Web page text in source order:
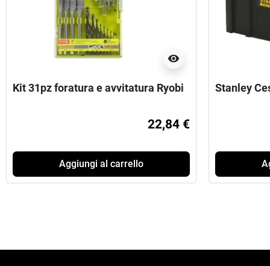
visibility
Kit 31pz foratura e avvitatura Ryobi
22,84 €
Aggiungi al carrello
Stanley